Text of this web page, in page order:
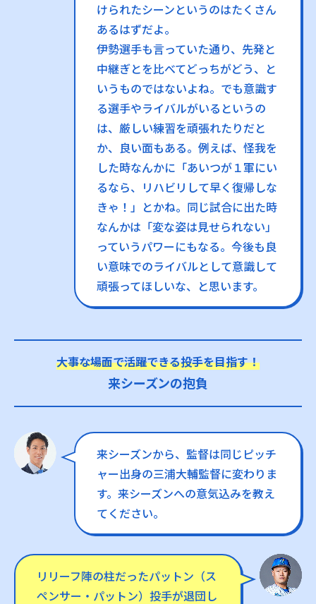
けられたシーンというのはたくさん
あるはずだよ。
伊勢選手も言っていた通り、先発と
中継ぎとを比べてどっちがどう、と
いうものではないよね。でも意識す
る選手やライバルがいるというの
は、厳しい練習を頑張れたりだと
か、良い面もある。例えば、怪我を
した時なんかに「あいつが１軍にい
るなら、リハビリして早く復帰しな
きゃ！」とかね。同じ試合に出た時
なんかは「変な姿は見せられない」
っていうパワーにもなる。今後も良
い意味でのライバルとして意識して
頑張ってほしいな、と思います。
大事な場面で活躍できる投手を目指す！
来シーズンの抱負
来シーズンから、監督は同じピッチ
ャー出身の三浦大輔監督に変わりま
す。来シーズンへの意気込みを教え
てください。
リリーフ陣の柱だったパットン（ス
ペンサー・パットン）投手が退団し